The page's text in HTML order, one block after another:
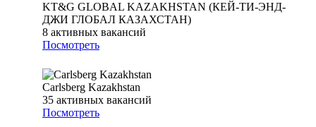
KT&G GLOBAL KAZAKHSTAN (КЕЙ-ТИ-ЭНД-
ДЖИ ГЛОБАЛ КАЗАХСТАН)
8 активных вакансий
Посмотреть
Carlsberg Kazakhstan
35 активных вакансий
Посмотреть